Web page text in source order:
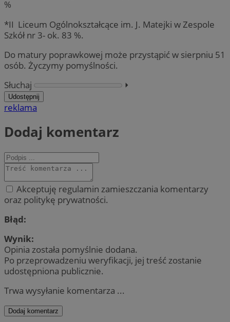
%
*II Liceum Ogólnokształcące im. J. Matejki w Zespole
Szkół nr 3- ok. 83 %.
Do matury poprawkowej może przystąpić w sierpniu 51
osób. Życzymy pomyślności.
Słuchaj
⏵︎
Udostępnij
reklama
Dodaj komentarz
Akceptuję regulamin zamieszczania komentarzy
oraz politykę prywatności.
Błąd:
Wynik:
Opinia została pomyślnie dodana.
Po przeprowadzeniu weryfikacji, jej treść zostanie
udostępniona publicznie.
Trwa wysyłanie komentarza ...
Dodaj komentarz